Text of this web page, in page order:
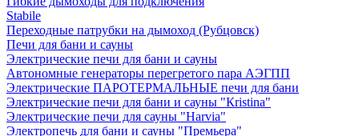
Stabile
Переходные патрубки на дымоход (Рубцовск)
Печи для бани и сауны
Электрические печи для бани и сауны
Автономные генераторы перегретого пара АЭГПП
Электрические ПАРОТЕРМАЛЬНЫЕ печи для бани
Электрические печи для бани и сауны "Кristina"
Электрические печи для сауны "Harvia"
Электропечь для бани и сауны "Премьера"